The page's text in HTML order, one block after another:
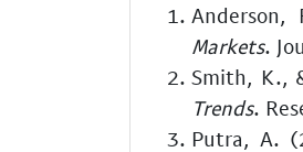
Anderson,
Markets.
Smith, K.,
Trends.
Putra, A.